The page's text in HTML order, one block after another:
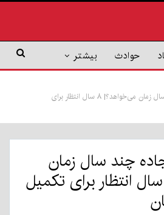
حوادث بیشتر
راه‌اندازی یک جاده چند سال زمان می‌خواهد؟| ۸ سال انتظار برای
چند سال زمان
می‌خواهد؟| ۸ سال انتظار برای تکمیل